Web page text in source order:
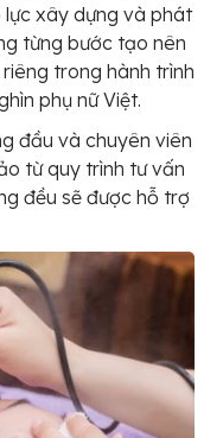
lực xây dựng và phát
từng bước tạo nên
trong hành trình
phụ nữ Việt.
đầu và chuyên viên
từ quy trình tư vấn
đều sẽ được hỗ trợ